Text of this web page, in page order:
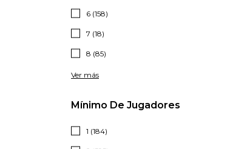
6 (158)
7 (18)
8 (85)
Ver más
Mínimo De Jugadores
1 (184)